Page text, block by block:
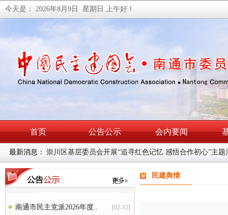
今天是： 2026年8月9日 星期日 上午好！
首页 公告公示 会内要闻
最新消息： 民建南通市委会召开理论学习中心组学习（扩大）会暨主
南通市民主党派2026年度.. [02-12]
民建舆情